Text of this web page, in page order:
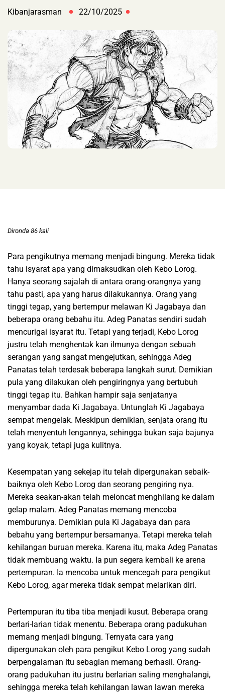
Kibanjarasman 22/10/2025
Dironda 86 kali
Para pengikutnya memang menjadi bingung. Mereka tidak
tahu isyarat apa yang dimaksudkan oleh Kebo Lorog.
Hanya seorang sajalah di antara orang-orangnya yang
tahu pasti, apa yang harus dilakukannya. Orang yang
tinggi tegap, yang bertempur melawan Ki Jagabaya dan
beberapa orang bebahu itu. Adeg Panatas sendiri sudah
mencurigai isyarat itu. Tetapi yang terjadi, Kebo Lorog
justru telah menghentak kan ilmunya dengan sebuah
serangan yang sangat mengejutkan, sehingga Adeg
Panatas telah terdesak beberapa langkah surut. Demikian
pula yang dilakukan oleh pengiringnya yang bertubuh
tinggi tegap itu. Bahkan hampir saja senjatanya
menyambar dada Ki Jagabaya. Untunglah Ki Jagabaya
sempat mengelak. Meskipun demikian, senjata orang itu
telah menyentuh lengannya, sehingga bukan saja bajunya
yang koyak, tetapi juga kulitnya.
Kesempatan yang sekejap itu telah dipergunakan sebaik-
baiknya oleh Kebo Lorog dan seorang pengiring nya.
Mereka seakan-akan telah meloncat menghilang ke dalam
gelap malam. Adeg Panatas memang mencoba
memburunya. Demikian pula Ki Jagabaya dan para
bebahu yang bertempur bersamanya. Tetapi mereka telah
kehilangan buruan mereka. Karena itu, maka Adeg Panatas
tidak membuang waktu. Ia pun segera kembali ke arena
pertempuran. Ia mencoba untuk mencegah para pengikut
Kebo Lorog, agar mereka tidak sempat melarikan diri.
Pertempuran itu tiba tiba menjadi kusut. Beberapa orang
berlari-larian tidak menentu. Beberapa orang padukuhan
memang menjadi bingung. Ternyata cara yang
dipergunakan oleh para pengikut Kebo Lorog yang sudah
berpengalaman itu sebagian memang berhasil. Orang-
orang padukuhan itu justru berlarian saling menghalangi,
sehingga mereka telah kehilangan lawan lawan mereka